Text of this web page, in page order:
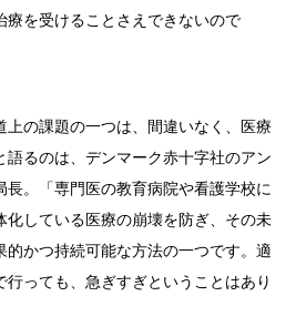
療を受けることさえできないので
上の課題の一つは、間違いなく、医療
語るのは、デンマーク赤十字社のアン
。「専門医の教育病院や看護学校に
化している医療の崩壊を防ぎ、その未
的かつ持続可能な方法の一つです。適
っても、急ぎすぎということはあり